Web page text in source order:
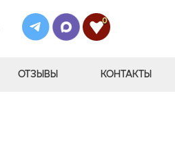
0
ОТЗЫВЫ КОНТАКТЫ